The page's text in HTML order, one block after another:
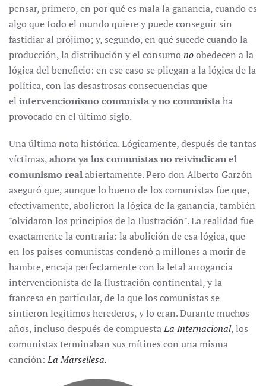
pensar, primero, en por qué es mala la ganancia, cuando es
algo que todo el mundo quiere y puede conseguir sin
fastidiar al prójimo; y, segundo, en qué sucede cuando la
producción, la distribución y el consumo noobedecen a la
lógica del beneficio: en ese caso se pliegan a la lógica de la
política, con las desastrosas consecuencias que
el intervencionismo comunista y no comunistaha
provocado en el último siglo.
Una última nota histórica. Lógicamente, después de tantas
víctimas,ahora ya los comunistas no reivindican el
comunismo realabiertamente. Pero don Alberto Garzón
aseguró que, aunque lo bueno de los comunistas fue que,
efectivamente, abolieron la lógica de la ganancia, también
"olvidaron los principios de la Ilustración". La realidad fue
exactamente la contraria: la abolición de esa lógica, que
en los países comunistas condenó a millones a morir de
hambre, encaja perfectamente con la letal arrogancia
intervencionista de la Ilustración continental, y la
francesa en particular, de la que los comunistas se
sintieron legítimos herederos, y lo eran. Durante muchos
años, incluso después de compuestaLa Internacional, los
comunistas terminaban sus mítines con una misma
canción:La Marsellesa.